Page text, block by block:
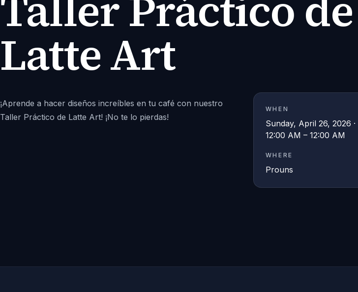
Latte Art
¡Aprende a hacer diseños increíbles en tu café con nuestro
Taller Práctico de Latte Art! ¡No te lo pierdas!
WHEN
Sunday, April 26, 2026 ·
12:00 AM – 12:00 AM
WHERE
Prouns